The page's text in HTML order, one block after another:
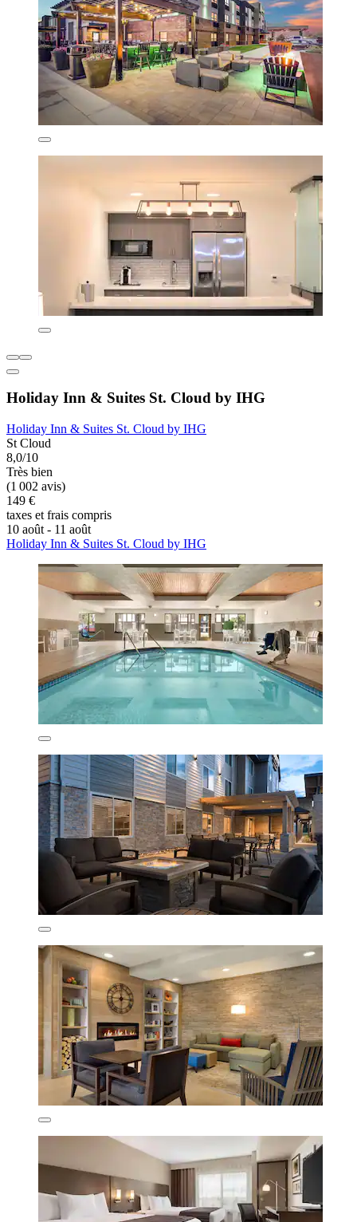
Holiday Inn & Suites St. Cloud by IHG
Holiday Inn & Suites St. Cloud by IHG
St Cloud
8,0/10
Très bien
(1 002 avis)
149 €
taxes et frais compris
10 août - 11 août
Holiday Inn & Suites St. Cloud by IHG